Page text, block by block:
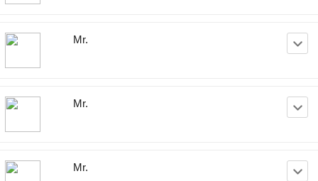
Mr.
Mr.
Mr.